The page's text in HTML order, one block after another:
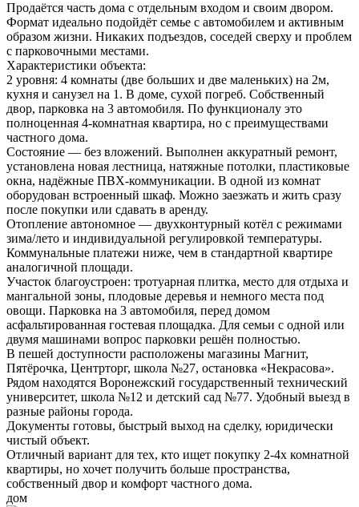
Продаётся часть дома с отдельным входом и своим двором.
Формат идеально подойдёт семье с автомобилем и активным
образом жизни. Никаких подъездов, соседей сверху и проблем
с парковочными местами.
Характеристики объекта:
2 уровня: 4 комнаты (две больших и две маленьких) на 2м,
кухня и санузел на 1. В доме, сухой погреб. Собственный
двор, парковка на 3 автомобиля. По функционалу это
полноценная 4-комнатная квартира, но с преимуществами
частного дома.
Состояние — без вложений. Выполнен аккуратный ремонт,
установлена новая лестница, натяжные потолки, пластиковые
окна, надёжные ПВХ-коммуникации. В одной из комнат
оборудован встроенный шкаф. Можно заезжать и жить сразу
после покупки или сдавать в аренду.
Отопление автономное — двухконтурный котёл с режимами
зима/лето и индивидуальной регулировкой температуры.
Коммунальные платежи ниже, чем в стандартной квартире
аналогичной площади.
Участок благоустроен: тротуарная плитка, место для отдыха и
мангальной зоны, плодовые деревья и немного места под
овощи. Парковка на 3 автомобиля, перед домом
асфальтированная гостевая площадка. Для семьи с одной или
двумя машинами вопрос парковки решён полностью.
В пешей доступности расположены магазины Магнит,
Пятёрочка, Центрторг, школа №27, остановка «Некрасова».
Рядом находятся Воронежский государственный технический
университет, школа №12 и детский сад №77. Удобный выезд в
разные районы города.
Документы готовы, быстрый выход на сделку, юридически
чистый объект.
Отличный вариант для тех, кто ищет покупку 2-4х комнатной
квартиры, но хочет получить больше пространства,
собственный двор и комфорт частного дома.
дом